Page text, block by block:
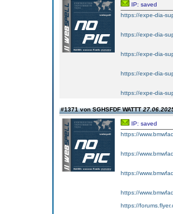
IP: saved
https://expe-dia-
https://expe-dia-
https://expe-dia-
https://expe-dia-
https://expe-dia-
#1371 von SGHSFDF WATTT
IP: saved
https://
https://
https://
https://
https://